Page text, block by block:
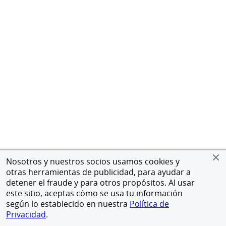
Nosotros y nuestros socios usamos cookies y
otras herramientas de publicidad, para ayudar a
detener el fraude y para otros propósitos. Al usar
este sitio, aceptas cómo se usa tu información
según lo establecido en nuestra Política de
Privacidad.